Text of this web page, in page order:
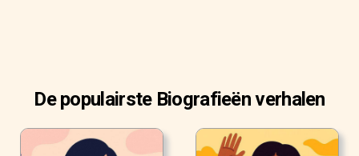
De populairste Biografieën verhalen